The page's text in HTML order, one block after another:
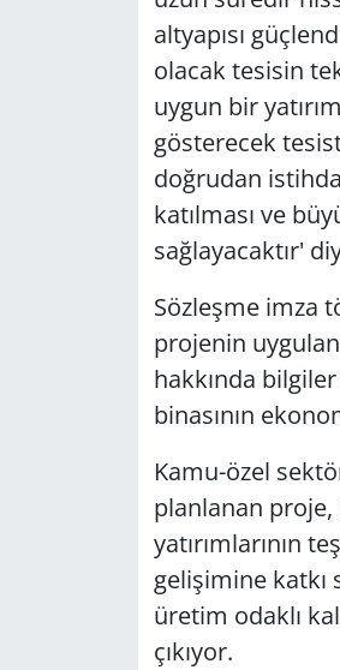
altyapısı
olacak tesisin
uygun bir
gösterecek
doğrudan
katılması ve
sağlayacaktır'
Sözleşme imza
projenin
hakkında
binasının
Kamu-özel
planlanan
yatırımlarının
gelişimine katkı
üretim odaklı
çıkıyor.